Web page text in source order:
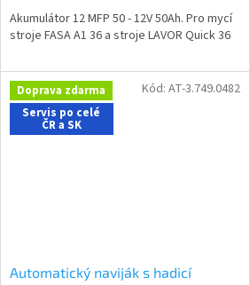
Akumulátor 12 MFP 50 - 12V 50Ah. Pro mycí
stroje FASA A1 36 a stroje LAVOR Quick 36
Doprava zdarma
Servis po celé
ČR a SK
Automatický naviják s hadicí
Kód: AT-3.749.0482